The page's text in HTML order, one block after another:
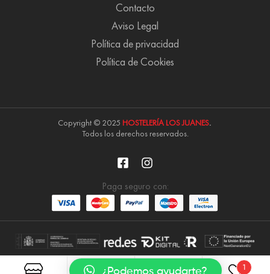
Contacto
Aviso Legal
Política de privacidad
Política de Cookies
Copyright © 2025 HOSTELERÍA LOS JUANES.
Todos los derechos reservados.
Paga seguro con:
1
¿Podemos ayudarte?